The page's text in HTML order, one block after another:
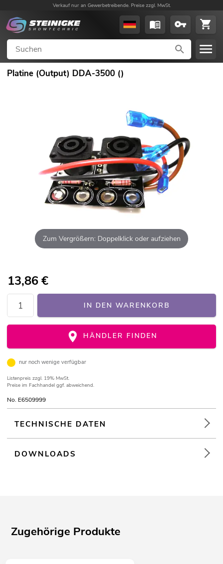
Verkauf nur an Gewerbetreibende. Preise zzgl. MwSt.
Platine (Output) DDA-3500 ()
Zum Vergrößern: Doppelklick oder aufziehen
13,86€
IN DEN WARENKORB
HÄNDLER FINDEN
nur noch wenige verfügbar
Listenpreis zzgl. 19% MwSt.
Preise im Fachhandel ggf. abweichend.
No. E6509999
TECHNISCHE DATEN
DOWNLOADS
Zugehörige Produkte